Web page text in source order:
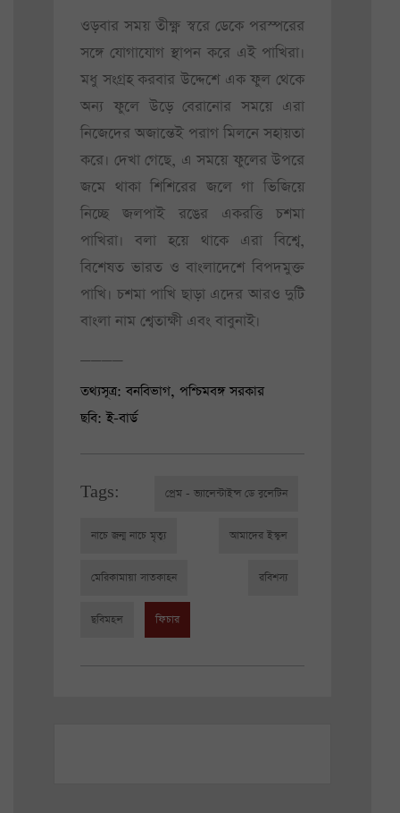
ওড়বার সময় তীক্ষ্ণ স্বরে ডেকে পরস্পরের
সঙ্গে যোগাযোগ স্থাপন করে এই পাখিরা।
মধু সংগ্রহ করবার উদ্দেশে এক ফুল থেকে
অন্য ফুলে উড়ে বেরানোর সময়ে এরা
নিজেদের অজান্তেই পরাগ মিলনে সহায়তা
করে। দেখা গেছে, এ সময়ে ফুলের উপরে
জমে থাকা শিশিরের জলে গা ভিজিয়ে
নিচ্ছে জলপাই রঙের একরত্তি চশমা
পাখিরা। বলা হয়ে থাকে এরা বিশ্বে,
বিশেষত ভারত ও বাংলাদেশে বিপদমুক্ত
পাখি। চশমা পাখি ছাড়া এদের আরও দুটি
বাংলা নাম শ্বেতাক্ষী এবং বাবুনাই।
____
তথ্যসূত্র: বনবিভাগ, পশ্চিমবঙ্গ সরকার
ছবি: ই-বার্ড
Tags: প্রেম - ভ্যালেন্টাইন্স ডে বুলেটিন
নাচে জন্ম নাচে মৃত্যু আমাদের ইস্কুল
মেরিকামায়া সাতকাহন রবিশস্য
ছবিমহল ফিচার